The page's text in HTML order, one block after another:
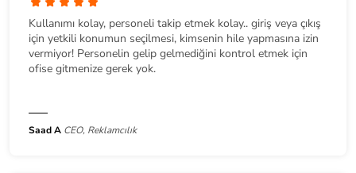
Kullanımı kolay, personeli takip etmek kolay.. giriş veya çıkış
için yetkili konumun seçilmesi, kimsenin hile yapmasına izin
vermiyor! Personelin gelip gelmediğini kontrol etmek için
ofise gitmenize gerek yok.
Saad A CEO, Reklamcılık